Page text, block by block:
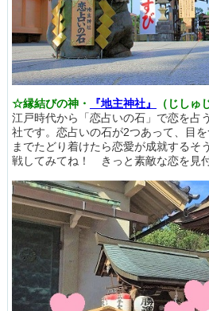
☆縁結びの神・ 『地主神社』
（じしゅ
江戸時代から「恋占いの石」で恋を占
社です。恋占いの石が2つあって、目
までたどり着けたら恋愛が成就するそ
戦してみてね！ きっと素敵な恋を見